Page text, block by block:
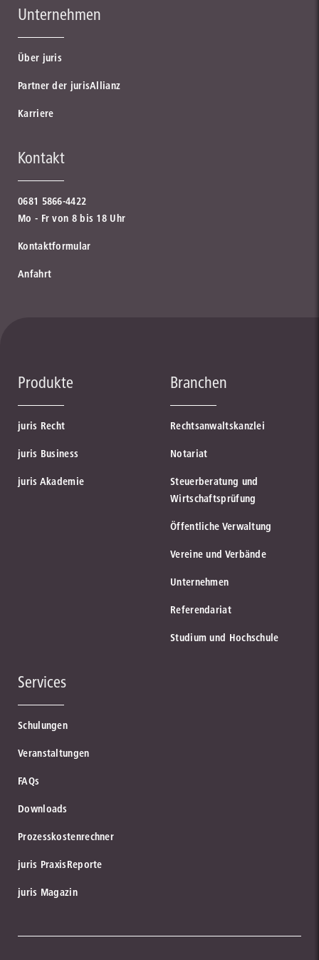
Unternehmen
Über juris
Partner der jurisAllianz
Karriere
Kontakt
0681 5866-4422
Mo - Fr von 8 bis 18 Uhr
Kontaktformular
Anfahrt
Produkte
juris Recht
juris Business
juris Akademie
Branchen
Rechtsanwaltskanzlei
Notariat
Steuerberatung und
Wirtschaftsprüfung
Öffentliche Verwaltung
Vereine und Verbände
Unternehmen
Referendariat
Studium und Hochschule
Services
Schulungen
Veranstaltungen
FAQs
Downloads
Prozesskostenrechner
juris PraxisReporte
juris Magazin